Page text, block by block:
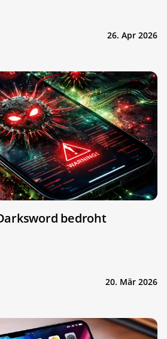
26. Apr 2026
bedroht
20. Mär 2026